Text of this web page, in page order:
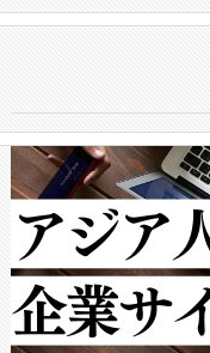
centers.
からシス
クルの各
[…]
ートル先
トに対し
では、反
で向上し
ットだけ
ルの変電
作業と点